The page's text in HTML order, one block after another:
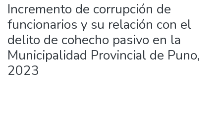
Incremento de corrupción de
funcionarios y su relación con el
delito de cohecho pasivo en la
Municipalidad Provincial de Puno,
2023